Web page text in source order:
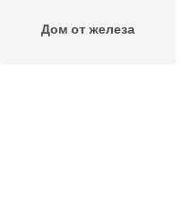
Дом от железа